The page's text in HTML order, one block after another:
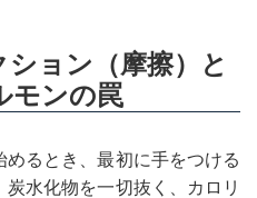
ョン（摩擦）と
モンの罠
るとき、最初に手をつける
水化物を一切抜く、カロリ